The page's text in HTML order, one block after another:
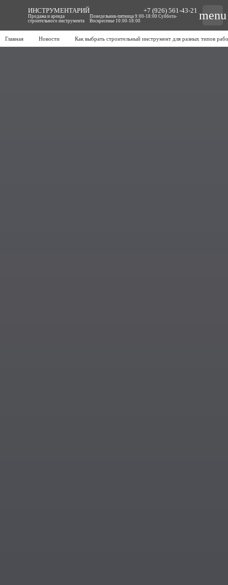
Главная Новости Как выбрать строительный инструмент для разных типов
ИНСТРУМЕНТАРИЙ
Продажа и аренда
строительного инструмента
+7 (926) 561-43-21
Понедельник-пятница 9:00-18:00 Суббота-
Воскресенье 10:00-18:00
menu